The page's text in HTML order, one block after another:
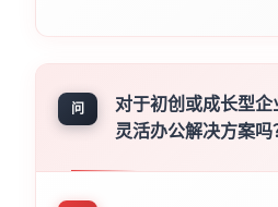
问
对于初创或成长型
灵活办公解决方案吗